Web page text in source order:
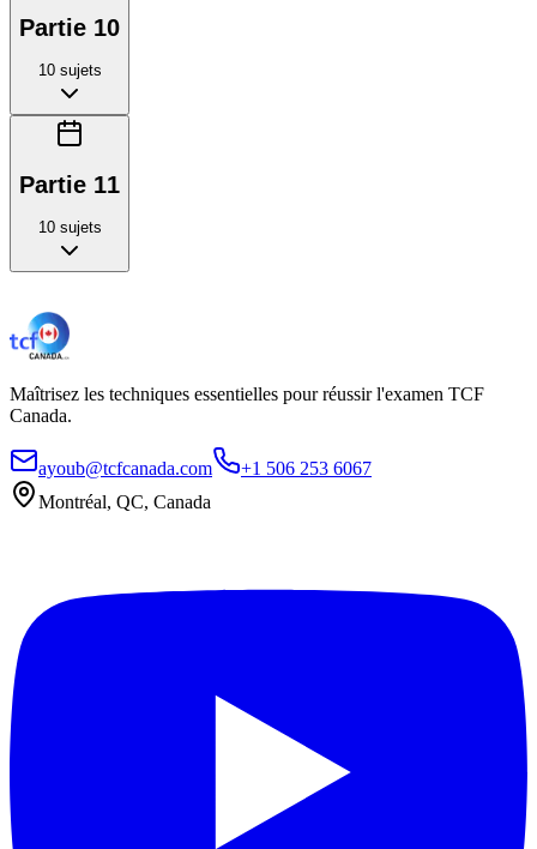
Partie 10
10sujets
Partie 11
10sujets
Maîtrisez les techniques essentielles pour réussir l'examen TCF
Canada.
ayoub@tcfcanada.com
+1 506 253 6067
Montréal, QC, Canada